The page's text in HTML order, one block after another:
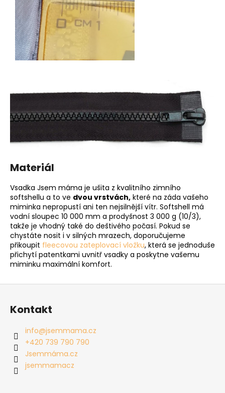
Materiál
Vsadka Jsem máma je ušita z kvalitního zimního
softshellu a to ve dvou vrstvách, které na záda vašeho
miminka nepropustí ani ten nejsilnější vítr. Softshell má
vodní sloupec 10 000 mm a prodyšnost 3 000 g (10/3),
takže je vhodný také do deštivého počasí. Pokud se
chystáte nosit i v silných mrazech, doporučujeme
přikoupit fleecovou zateplovací vložku, která se jednoduše
přichytí patentkami uvnitř vsadky a poskytne vašemu
miminku maximální komfort.
Kontakt
info@jsemmama.cz
+420 739 790 790
Jsemmáma.cz
jsemmamacz